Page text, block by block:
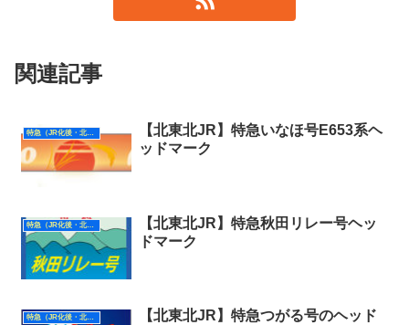
関連記事
【北東北JR】特急いなほ号E653系ヘ
ッドマーク
特急（JR化後・北東北）
【北東北JR】特急秋田リレー号ヘッ
ドマーク
特急（JR化後・北東北）
【北東北JR】特急つがる号のヘッド